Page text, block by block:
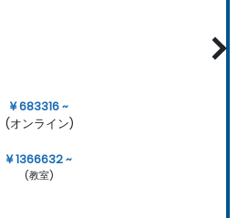
¥ 683316 ~
(オンライン)
¥ 1366632 ~
(教室)